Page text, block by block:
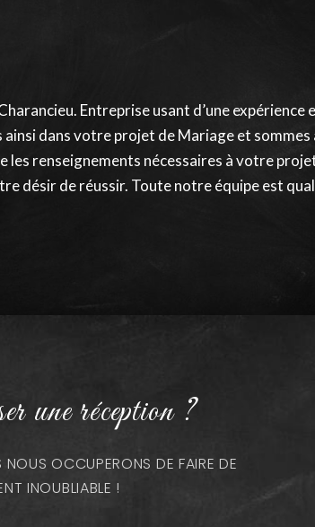
Entreprise usant d’une expérience
dans votre projet de Mariage et sommes
les renseignements nécessaires à votre
désir de réussir. Toute notre équipe est
une réception ?
OCCUPERONS DE FAIRE DE
INOUBLIABLE !